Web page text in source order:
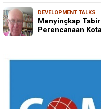
DEVELOPMENT TALKS
Menyingkap Tabir
Perencanaan